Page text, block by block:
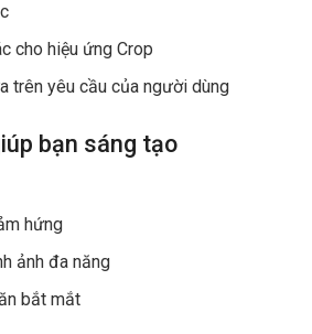
cho hiệu ứng Crop
trên yêu cầu của người dùng
bạn sáng tạo
hứng
ảnh đa năng
bắt mắt